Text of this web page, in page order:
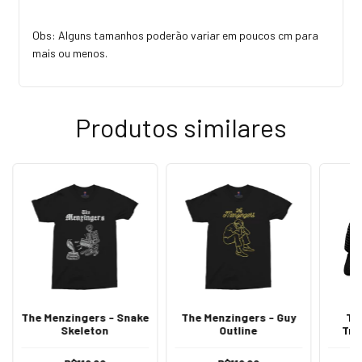
Obs: Alguns tamanhos poderão variar em poucos cm para
mais ou menos.
Produtos similares
The Menzingers - Snake
Skeleton
The Menzingers - Guy
Outline